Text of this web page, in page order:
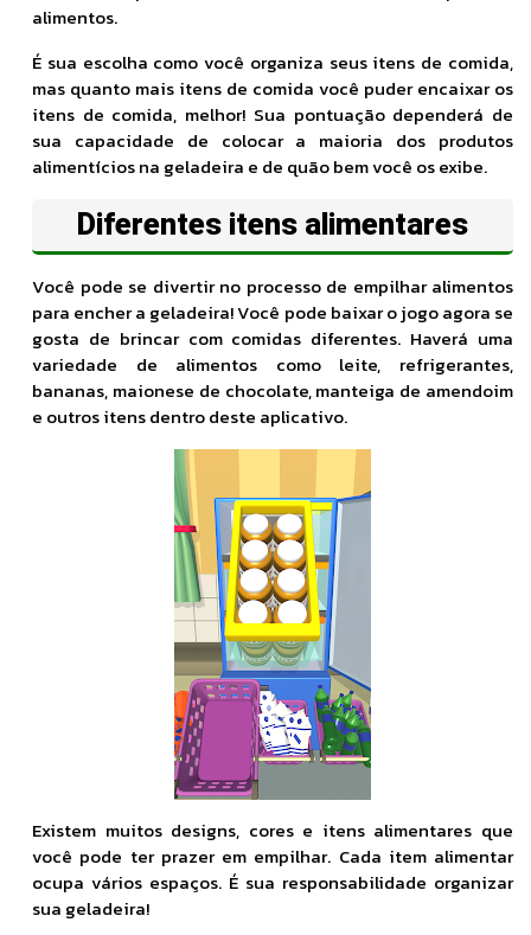
alimentos.
É sua escolha como você organiza seus itens de comida,
mas quanto mais itens de comida você puder encaixar os
itens de comida, melhor! Sua pontuação dependerá de
sua capacidade de colocar a maioria dos produtos
alimentícios na geladeira e de quão bem você os exibe.
Diferentes itens alimentares
Você pode se divertir no processo de empilhar alimentos
para encher a geladeira! Você pode baixar o jogo agora se
gosta de brincar com comidas diferentes. Haverá uma
variedade de alimentos como leite, refrigerantes,
bananas, maionese de chocolate, manteiga de amendoim
e outros itens dentro deste aplicativo.
Existem muitos designs, cores e itens alimentares que
você pode ter prazer em empilhar. Cada item alimentar
ocupa vários espaços. É sua responsabilidade organizar
sua geladeira!